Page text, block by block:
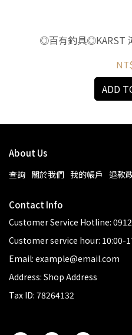
◎百有釣具◎KARST
ADD
About Us
查詢 關於我們 我的帳戶 退款
Contact Info
Customer Service Hotline:
Customer service hour: 10:00-
Email: example@email.com
Address: Shop Address
Tax ID: 78264132